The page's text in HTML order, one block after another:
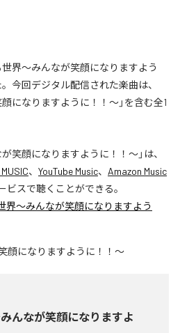
世界〜みんなが笑顔になりますよう
今回デジタル配信された楽曲は、
になりますように！！〜」を含む全1
笑顔になりますように！！〜」は、
、 YouTube Music、 Amazon Music
ビスで聴くことができる。
界〜みんなが笑顔になりますよう
んなが笑顔になりますよ